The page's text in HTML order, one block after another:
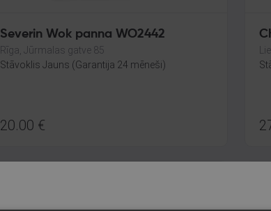
Severin Wok panna WO2442
Rīga, Jūrmalas gatve 85
Stāvoklis Jauns (Garantija 24 mēneši)
20.00 €